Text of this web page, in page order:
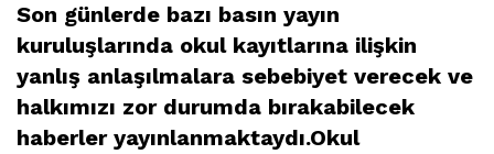
Son günlerde bazı basın yayın
kuruluşlarında okul kayıtlarına ilişkin
yanlış anlaşılmalara sebebiyet verecek ve
halkımızı zor durumda bırakabilecek
haberler yayınlanmaktaydı.Okul